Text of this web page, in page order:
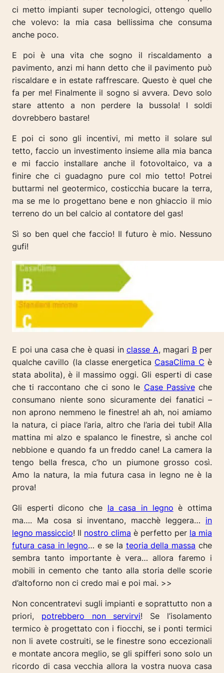
ci metto impianti super tecnologici, ottengo quello
che volevo: la mia casa bellissima che consuma
anche poco.
E poi è una vita che sogno il riscaldamento a
pavimento, anzi mi hann detto che il pavimento può
riscaldare e in estate raffrescare. Questo è quel che
fa per me! Finalmente il sogno si avvera. Devo solo
stare attento a non perdere la bussola! I soldi
dovrebbero bastare!
E poi ci sono gli incentivi, mi metto il solare sul
tetto, faccio un investimento insieme alla mia banca
e mi faccio installare anche il fotovoltaico, va a
finire che ci guadagno pure col mio tetto! Potrei
buttarmi nel geotermico, costicchia bucare la terra,
ma se me lo progettano bene e non ghiaccio il mio
terreno do un bel calcio al contatore del gas!
Sì so ben quel che faccio! Il futuro è mio. Nessuno
gufi!
E poi una casa che è quasi in classe A, magari Bper
qualche cavillo (la classe energetica CasaClima C è
stata abolita), è il massimo oggi. Gli esperti di case
che ti raccontano che ci sono le Case Passiveche
consumano niente sono sicuramente dei fanatici –
non aprono nemmeno le finestre! ah ah, noi amiamo
la natura, ci piace l’aria, altro che l’aria dei tubi! Alla
mattina mi alzo e spalanco le finestre, sì anche col
nebbione e quando fa un freddo cane! La camera la
tengo bella fresca, c’ho un piumone grosso così.
Amo la natura, la mia futura casa in legno ne è la
prova!
Gli esperti dicono che la casa in legno è ottima
ma…. Ma cosa si inventano, macchè leggera… in
legno massiccio! Il nostro clima è perfetto per la mia
futura casa in legno… e se la teoria della massa che
sembra tanto importante è vera… allora faremo i
mobili in cemento che tanto alla storia delle scorie
d’altoforno non ci credo mai e poi mai. >>
Non concentratevi sugli impianti e soprattutto non a
priori, potrebbero non servirvi! Se l’isolamento
termico è progettato con i fiocchi, se i ponti termici
non li avete costruiti, se le finestre sono eccezionali
e montate ancora meglio, se gli spifferi sono solo un
ricordo di casa vecchia allora la vostra nuova casa